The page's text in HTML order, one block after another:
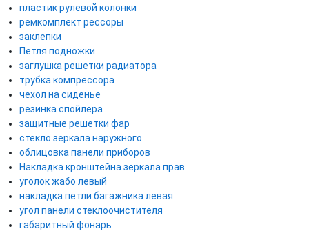
пластик рулевой колонки
ремкомплект рессоры
заклепки
Петля подножки
заглушка решетки радиатора
трубка компрессора
чехол на сиденье
резинка спойлера
защитные решетки фар
стекло зеркала наружного
облицовка панели приборов
Накладка кронштейна зеркала прав.
уголок жабо левый
накладка петли багажника левая
угол панели стеклоочистителя
габаритный фонарь